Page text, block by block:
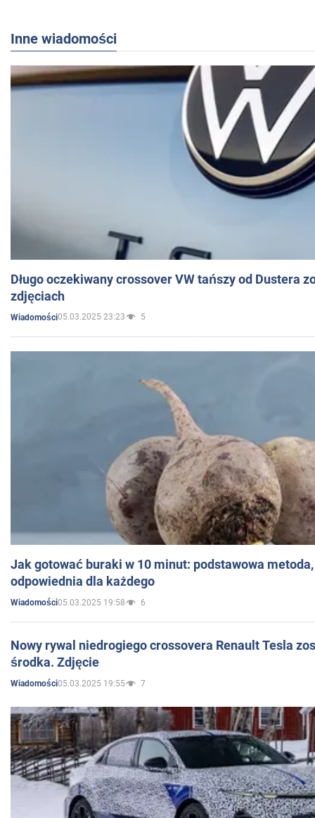
Inne wiadomości
Długo oczekiwany crossover VW tańszy od Dustera
zdjęciach
Wiadomości05.03.2025 23:23 5
Jak gotować buraki w 10 minut: podstawowa
odpowiednia dla każdego
Wiadomości05.03.2025 19:58 6
Nowy rywal niedrogiego crossovera Renault Tesla
środka. Zdjęcie
Wiadomości05.03.2025 19:55 7